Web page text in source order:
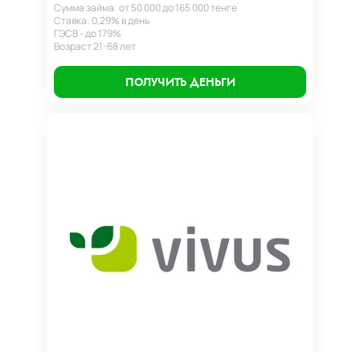
Сумма займа: от 50 000 до 165 000 тенге
Ставка: 0,29% в день
ГЭСВ - до 179%
Возраст 21-68 лет
ПОЛУЧИТЬ ДЕНЬГИ